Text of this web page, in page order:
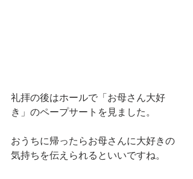
礼拝の後はホールで「お母さん大好
き」のペープサートを見ました。
おうちに帰ったらお母さんに大好きの
気持ちを伝えられるといいですね。